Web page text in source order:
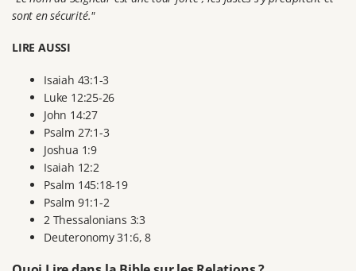
sont en sécurité."
LIRE AUSSI
Isaiah 43:1-3
Luke 12:25-26
John 14:27
Psalm 27:1-3
Joshua 1:9
Isaiah 12:2
Psalm 145:18-19
Psalm 91:1-2
2 Thessalonians 3:3
Deuteronomy 31:6, 8